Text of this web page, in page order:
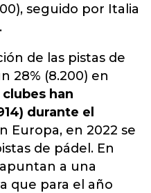
seguido por Italia
de las pistas de
28% (8.200) en
han
durante el
Europa, en 2022 se
de pádel. En
a una
que para el año